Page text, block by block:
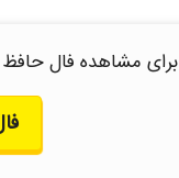
برای مشاهده فال حافظ